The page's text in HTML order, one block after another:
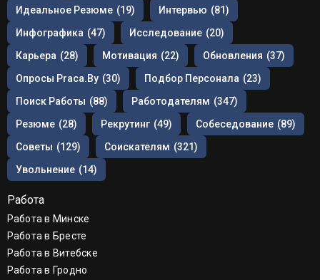
Идеальное Резюме (19) Интервью (81)
Инфографика (47) Исследование (20)
Карьера (28) Мотивация (22) Обновления (37)
Опросы Praca.by (30) Подбор Персонала (23)
Поиск Работы (88) Работодателям (347)
Резюме (28) Рекрутинг (49) Собеседование (89)
Советы (129) Соискателям (321)
Увольнение (14)
Работа
Работа в Минске
Работа в Бресте
Работа в Витебске
Работа в Гродно